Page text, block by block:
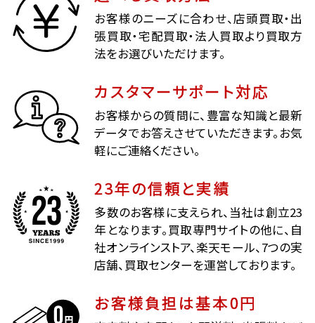
お客様のニーズに合わせ、店頭買取・出
張買取・宅配買取・法人買取より買取方
法をお選びいただけます。
カスタマーサポート対応
お客様からの質問に、豊富な知識と最新
データでお答えさせていただきます。お気
軽にご連絡ください。
23年の信頼と実績
多数のお客様に支えられ、当社は創立23
年となります。買取専門サイトの他に、自
社オンラインストア、楽天モール、7つの実
店舗、買取センターを運営しております。
お客様負担は基本0円